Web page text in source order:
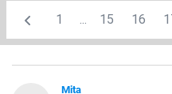
1 ... 15 16
Mita